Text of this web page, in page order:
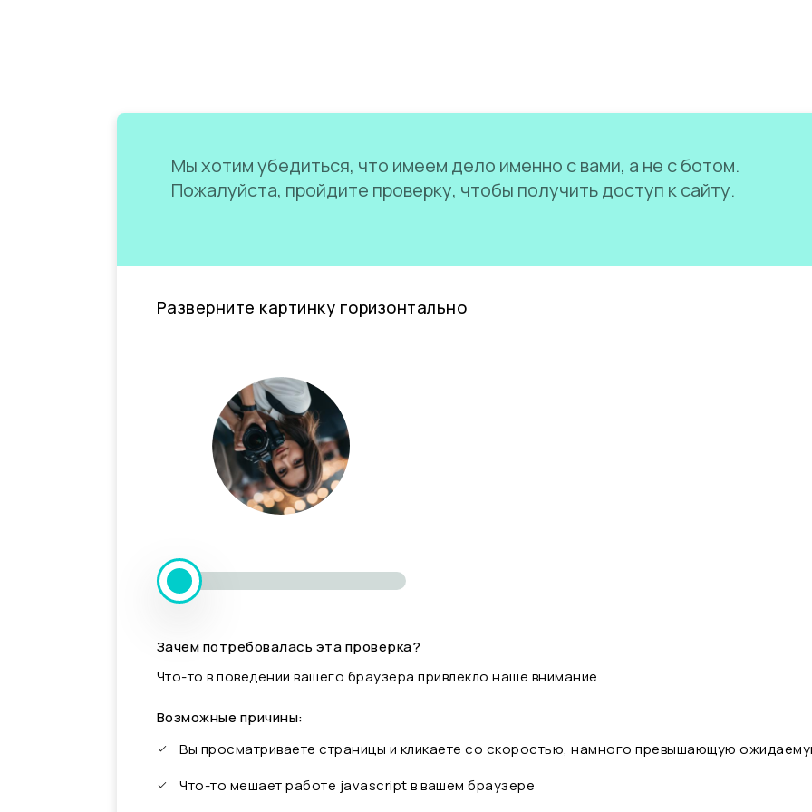
Мы хотим убедиться, что имеем дело именно с вами, а не с ботом.
Пожалуйста, пройдите проверку, чтобы получить доступ к сайту.
Разверните картинку горизонтально
Зачем потребовалась эта проверка?
Что-то в поведении вашего браузера привлекло наше внимание.
Возможные причины:
Вы просматриваете страницы и кликаете со скоростью, намного превышающую
Что-то мешает работе javascript в вашем браузере